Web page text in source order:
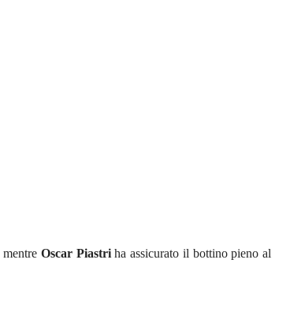
mentre Oscar Piastriha assicurato il bottino pieno al